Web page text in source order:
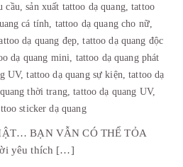
cầu,sản xuất tattoo dạ quang,tattoo
cá tính, tattoo dạ quang cho nữ,
dạ quang đẹp,tattoo dạ quang độc
dạ quang mini, tattoo dạ quang phát
UV,tattoo dạ quang sự kiện,tattoo dạ
thời trang,tattoo dạ quang UV,
sticker dạ quang
BẠN VẪN CÓ THỂ TỎA
yêu thích […]